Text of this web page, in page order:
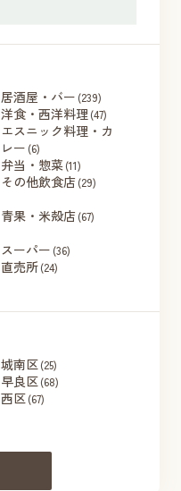
居酒屋・バー (239)
洋食・西洋料理 (47)
エスニック料理・カ
レー (6)
弁当・惣菜(11)
その他飲食店(29)
青果・米殻店(67)
スーパー (36)
直売所(24)
城南区(25)
早良区(68)
西区(67)